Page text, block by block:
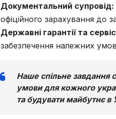
Документальний супровід:
офіційного зарахування до
Державні гарантії та
забезпечення належних
Наше спільне завдання
умови для кожного
та будувати майбутнє в